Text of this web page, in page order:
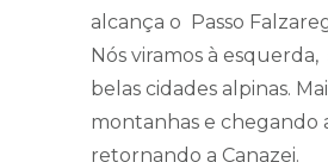
alcança o Passo
Nós viramos à
belas cidades alpinas.
montanhas e chegando
retornando a Canazei.